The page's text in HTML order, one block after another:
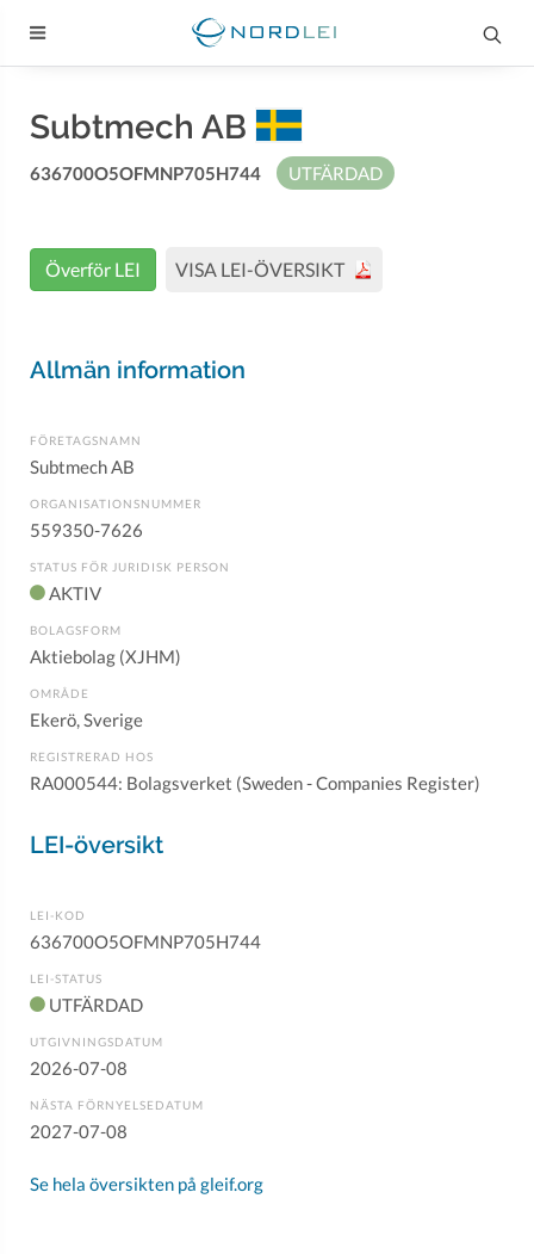
Subtmech AB
636700O5OFMNP705H744 UTFÄRDAD
Överför LEI VISA LEI-ÖVERSIKT
Allmän information
FÖRETAGSNAMN
Subtmech AB
ORGANISATIONSNUMMER
559350-7626
STATUS FÖR JURIDISK PERSON
AKTIV
BOLAGSFORM
Aktiebolag (XJHM)
OMRÅDE
Ekerö, Sverige
REGISTRERAD HOS
RA000544: Bolagsverket (Sweden - Companies Register)
LEI-översikt
LEI-KOD
636700O5OFMNP705H744
LEI-STATUS
UTFÄRDAD
UTGIVNINGSDATUM
2026-07-08
NÄSTA FÖRNYELSEDATUM
2027-07-08
Se hela översikten på gleif.org